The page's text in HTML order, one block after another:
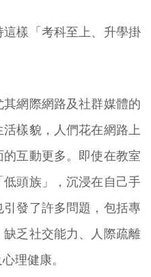
樣「考科至上、升學掛
網際網路及社群媒體的
樣貌，人們花在網路上
互動更多。即使在教室
頭族」，沉浸在自己手
發了許多問題，包括專
乏社交能力、人際疏離
理健康。